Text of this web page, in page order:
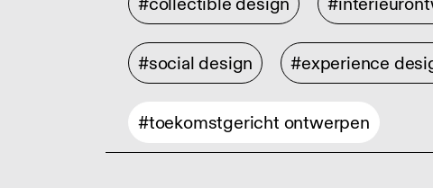
#social design #experience
#toekomstgericht ontwerpen